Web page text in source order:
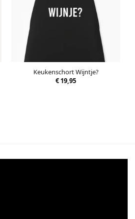
Keukenschort Wijntje?
€19,95